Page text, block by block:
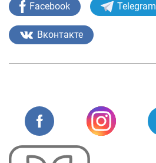
Facebook Telegram
Вконтакте